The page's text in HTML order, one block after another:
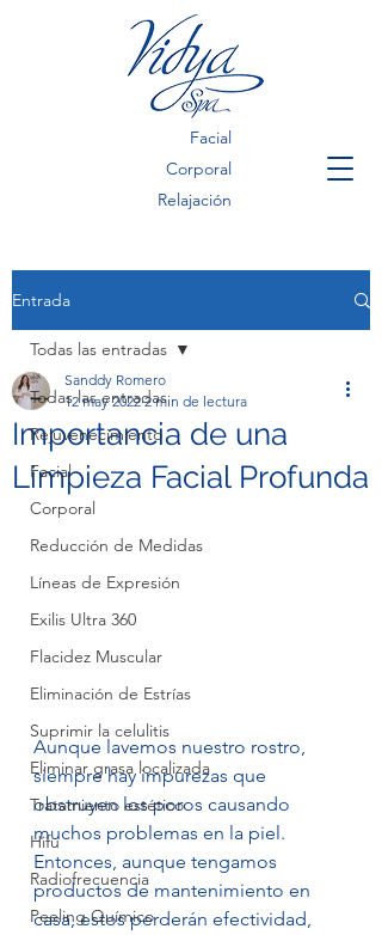
Facial
Corporal
Relajación
Entrada
Todas las entradas
Rejuvenecimiento
Facial
Corporal
Reducción de Medidas
Líneas de Expresión
Exilis Ultra 360
Flacidez Muscular
Eliminación de Estrías
Suprimir la celulitis
Eliminar grasa localizada
Tratamiento estético
Hifu
Radiofrecuencia
Peeling Químico
Todas las entradas
Importancia de una
Limpieza Facial Profunda
Sanddy Romero
12 may 2022 2 min de lectura
Aunque lavemos nuestro rostro,
siempre hay impurezas que
obstruyen los poros causando
muchos problemas en la piel.
Entonces, aunque tengamos
productos de mantenimiento en
casa, estos perderán efectividad,